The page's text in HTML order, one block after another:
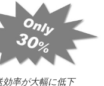
効率が大幅に低下